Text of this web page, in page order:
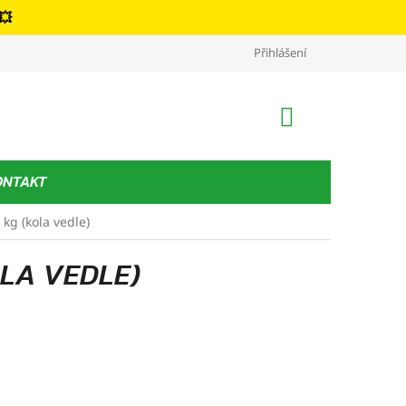
Podmínky ochrany osobních údajůPřihlášení
(kola vedle)
VEDLE)